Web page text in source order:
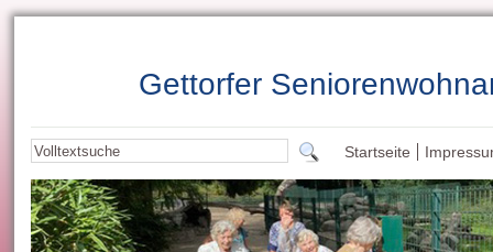
Gettorfer
Startseite